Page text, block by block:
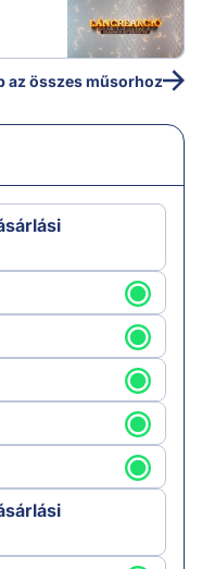
az összes műsorhoz